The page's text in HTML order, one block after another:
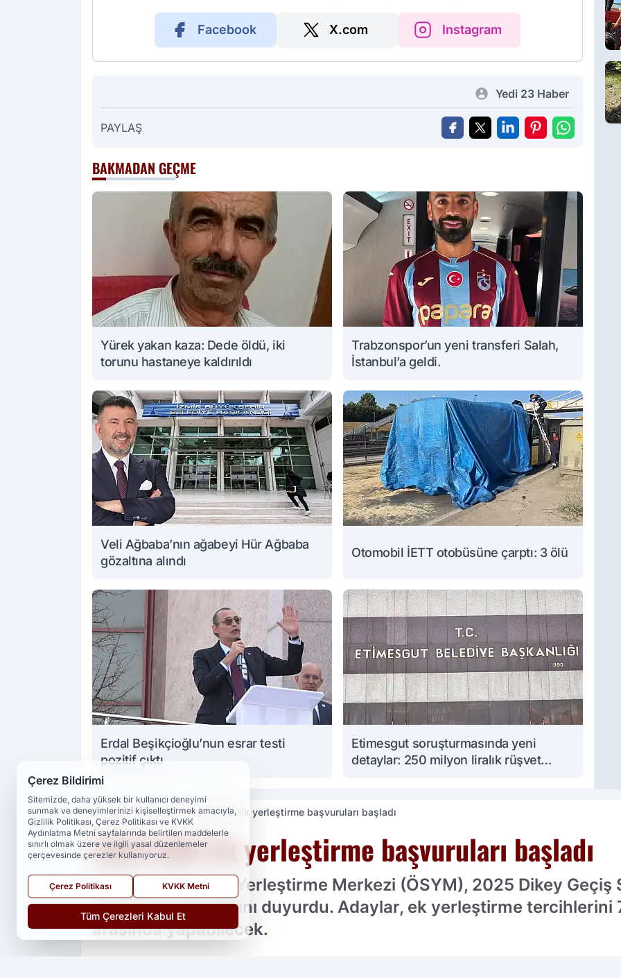
Facebook X.com Instagram
Yedi 23 Haber
PAYLAŞ
BAKMADAN GEÇME
Yürek yakan kaza: Dede öldü, iki
torunu hastaneye kaldırıldı
Trabzonspor’un yeni transferi Salah,
İstanbul’a geldi.
Veli Ağbaba’nın ağabeyi Hür Ağbaba
gözaltına alındı
Otomobil İETT otobüsüne çarptı: 3 ölü
Erdal Beşikçioğlu’nun esrar testi
pozitif çıktı
Etimesgut soruşturmasında yeni
detaylar: 250 milyon liralık rüşvet
Haberler Eğitim 2025 DGS Ek yerleştirme başvuruları başladı
2025 DGS Ek yerleştirme başvuruları başladı
Ölçme, Seçme ve Yerleştirme Merkezi (ÖSYM), 2025 Dikey Geçiş
sürecinin başladığını duyurdu. Adaylar, ek yerleştirme
arasında yapabilecek.
Çerez Bildirimi
Sitemizde, daha yüksek bir kullanıcı deneyimi
sunmak ve deneyimlerinizi kişiselleştirmek amacıyla,
Gizlilik Politikası, Çerez Politikası ve KVKK
Aydınlatma Metni sayfalarında belirtilen maddelerle
sınırlı olmak üzere ve ilgili yasal düzenlemeler
çerçevesinde çerezler kullanıyoruz.
Çerez Politikası KVKK Metni
Tüm Çerezleri Kabul Et